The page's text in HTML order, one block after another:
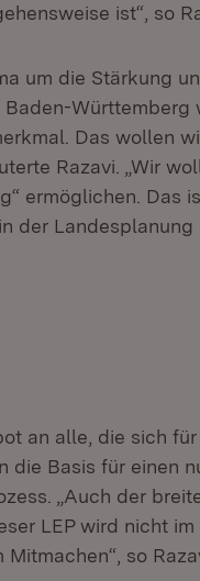
ist“, so
um die Stärkung
Baden-
Das wollen
Razavi. „Wir
ermöglichen. Das
der Landesplanung
an alle, die sich
die Basis für einen
„Auch der
LEP wird nicht
so